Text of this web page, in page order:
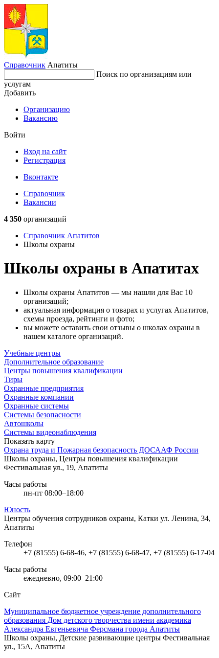
Справочник Апатиты
Поиск по организациям или
услугам
Добавить
Организацию
Вакансию
Войти
Вход на сайт
Регистрация
Вконтакте
Справочник
Вакансии
4 350 организаций
Справочник Апатитов
Школы охраны
Школы охраны в Апатитах
Школы охраны Апатитов — мы нашли для Вас 10
организаций;
актуальная информация о товарах и услугах Апатитов,
схемы проезда, рейтинги и фото;
вы можете оставить свои отзывы о школах охраны в
нашем каталоге организаций.
Учебные центры
Дополнительное образование
Центры повышения квалификации
Тиры
Охранные предприятия
Охранные компании
Охранные системы
Системы безопасности
Автошколы
Системы видеонаблюдения
Показать карту
Охрана труда и Пожарная безопасность ДОСААФ России
Школы охраны, Центры повышения квалификации
Фестивальная ул., 19, Апатиты
Часы работы
пн-пт 08:00–18:00
Юность
Центры обучения сотрудников охраны, Катки ул. Ленина, 34,
Апатиты
Телефон
+7 (81555) 6-68-46, +7 (81555) 6-68-47, +7 (81555) 6-17-04
Часы работы
ежедневно, 09:00–21:00
Сайт
Муниципальное бюджетное учреждение дополнительного
образования Дом детского творчества имени академика
Александра Евгеньевича Ферсмана города Апатиты
Школы охраны, Детские развивающие центры Фестивальная
ул., 15А, Апатиты